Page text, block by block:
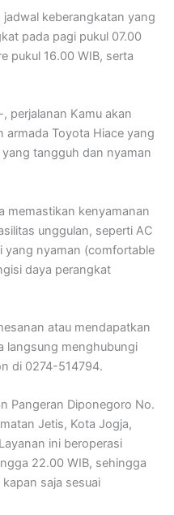
jadwal keberangkatan yang
pada pagi pukul 07.00
pukul 16.00 WIB, serta
perjalanan Kamu akan
armada Toyota Hiace yang
tangguh dan nyaman
memastikan kenyamanan
unggulan, seperti AC
yang nyaman (comfortable
daya perangkat
atau mendapatkan
langsung menghubungi
di 0274-514794.
Pangeran Diponegoro No.
Jetis, Kota Jogja,
ini beroperasi
22.00 WIB, sehingga
saja sesuai